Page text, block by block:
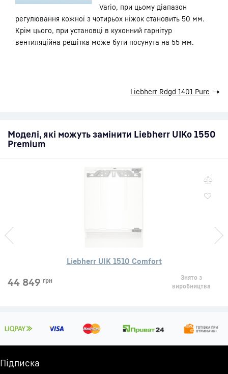
Vario, при цьому діапазон
регулювання кожної з чотирьох ніжок становить 50 мм.
Крім цього, при установці в кухонний гарнітур
вентиляційна решітка може бути посунута на 55 мм.
Liebherr Rdgd 1401 Pure →
Моделі, які можуть замінити Liebherr UIKo 1550
Premium
Liebherr UIK 1510 Comfort
44 849 грн
Знято з
виробництва
Підписка